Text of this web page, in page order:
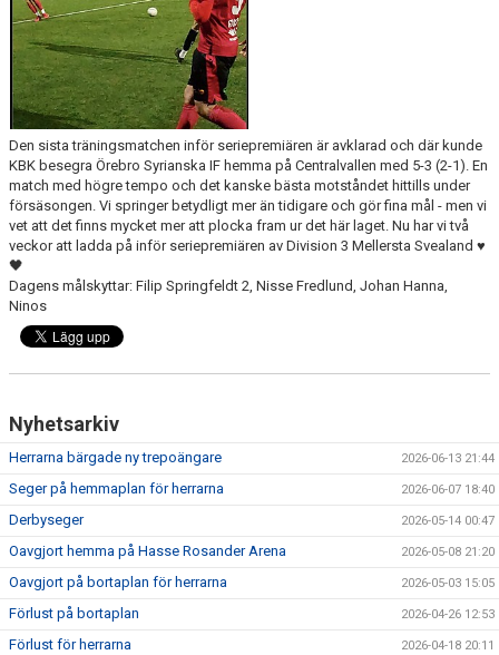
Den sista träningsmatchen inför seriepremiären är avklarad och där kunde
KBK besegra Örebro Syrianska IF hemma på Centralvallen med 5-3 (2-1). En
match med högre tempo och det kanske bästa motståndet hittills under
försäsongen. Vi springer betydligt mer än tidigare och gör fina mål - men vi
vet att det finns mycket mer att plocka fram ur det här laget. Nu har vi två
veckor att ladda på inför seriepremiären av Division 3 Mellersta Svealand ♥️
🖤
Dagens målskyttar: Filip Springfeldt 2, Nisse Fredlund, Johan Hanna,
Ninos
Nyhetsarkiv
Herrarna bärgade ny trepoängare 2026-06-13 21:44
Seger på hemmaplan för herrarna 2026-06-07 18:40
Derbyseger 2026-05-14 00:47
Oavgjort hemma på Hasse Rosander Arena 2026-05-08 21:20
Oavgjort på bortaplan för herrarna 2026-05-03 15:05
Förlust på bortaplan 2026-04-26 12:53
Förlust för herrarna 2026-04-18 20:11